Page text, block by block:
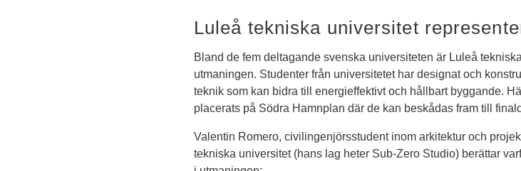
Luleå tekniska universitet
Bland de fem deltagande svenska universiteten är Luleå
utmaningen. Studenter från universitetet har designat och
teknik som kan bidra till energieffektivt och hållbart byggande.
placerats på Södra Hamnplan där de kan beskådas fram till
Valentin Romero, civilingenjörsstudent inom arkitektur och
tekniska universitet (hans lag heter Sub-Zero Studio) berättar